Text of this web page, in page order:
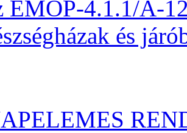
ÉMOP-4.1.1/A-
és